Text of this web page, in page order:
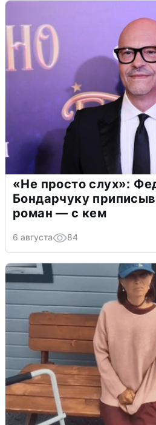
«Не просто слух»:
Бондарчуку
роман — с кем
6 августа 84